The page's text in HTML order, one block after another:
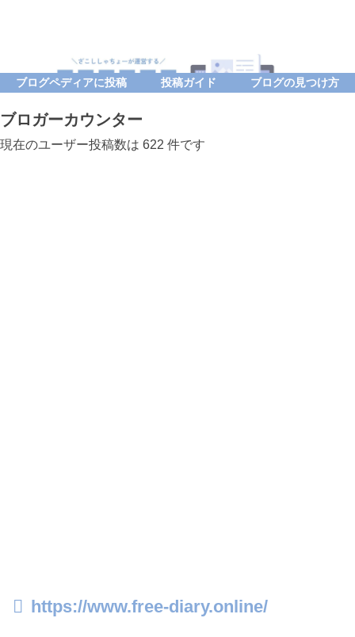
ブログペディアに投稿 投稿ガイド ブログの見つけ方
ブロガーカウンター
現在のユーザー投稿数は 622 件です
https://www.free-diary.online/